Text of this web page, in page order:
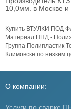
10,0мм. в Москве
Купить ВТУЛКИ ПОД
Материал ПНД -
Группа Полипластик
Климовске по низким
О компании: